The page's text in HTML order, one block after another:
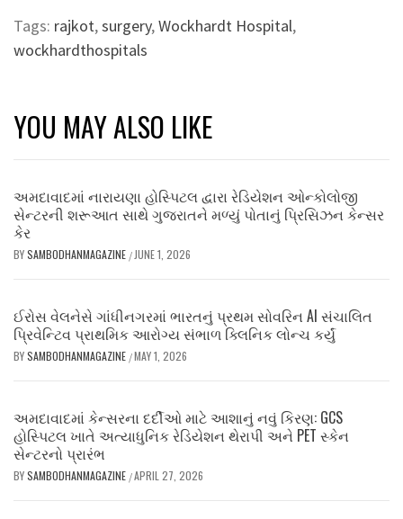
Tags: rajkot,surgery,Wockhardt Hospital,
wockhardthospitals
YOU MAY ALSO LIKE
અમદાવાદમાં નારાયણા હોસ્પિટલ દ્વારા રેડિયેશન ઓન્કોલોજી
સેન્ટરની શરૂઆત સાથે ગુજરાતને મળ્યું પોતાનું પ્રિસિઝન કેન્સર
કેર
BYSAMBODHANMAGAZINE / JUNE 1, 2026
ઈરોસ વેલનેસે ગાંધીનગરમાં ભારતનું પ્રથમ સોવરિન AI સંચાલિત
પ્રિવેન્ટિવ પ્રાથમિક આરોગ્ય સંભાળ ક્લિનિક લોન્ચ કર્યું
BYSAMBODHANMAGAZINE /MAY 1, 2026
અમદાવાદમાં કેન્સરના દર્દીઓ માટે આશાનું નવું કિરણ: GCS
હોસ્પિટલ ખાતે અત્યાધુનિક રેડિયેશન થેરાપી અને PET સ્કેન
સેન્ટરનો પ્રારંભ
BYSAMBODHANMAGAZINE /APRIL 27, 2026